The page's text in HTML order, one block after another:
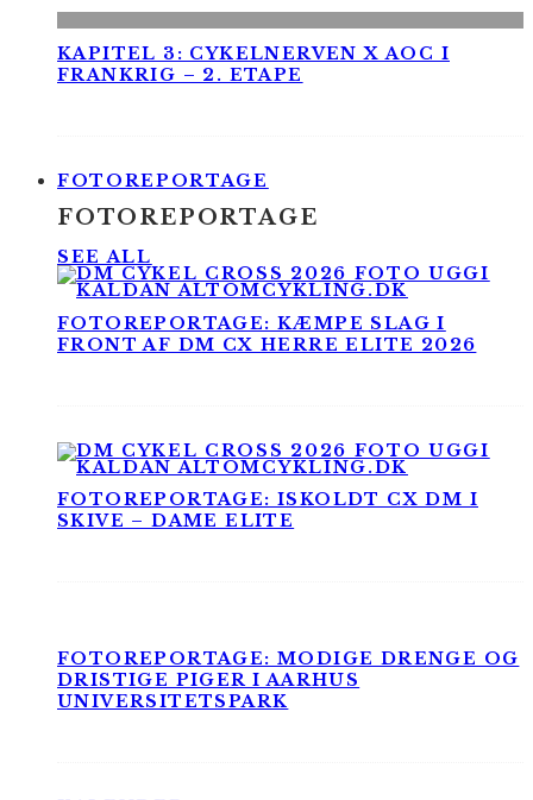
KAPITEL 3: CYKELNERVEN X AOC I
FRANKRIG – 2. ETAPE
FOTOREPORTAGE
FOTOREPORTAGE
SEE ALL
FOTOREPORTAGE: KÆMPE SLAG I
FRONT AF DM CX HERRE ELITE 2026
FOTOREPORTAGE: ISKOLDT CX DM I
SKIVE – DAME ELITE
FOTOREPORTAGE: MODIGE DRENGE OG
DRISTIGE PIGER I AARHUS
UNIVERSITETSPARK